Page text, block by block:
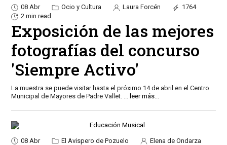
08 Abr Ocio y Cultura Laura Forcén
1764
2 min read
Exposición de las mejores
fotografías del concurso
'Siempre Activo'
La muestra se puede visitar hasta el próximo 14 de abril en el Centro
Municipal de Mayores de Padre Vallet.
leer más...
08 Abr El Avispero de Pozuelo
Elena de Ondarza